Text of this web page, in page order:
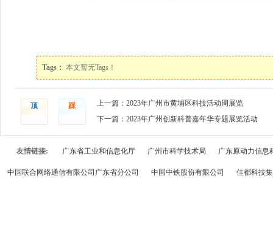
Tags： 本文暂无Tags！
顶 踩
上一篇：2023年广州市黄埔区科技活动周展览
下一篇：2023年广州创新科普嘉年华专题展览活动
友情链接: 广东省工业和信息化厅 广州市科学技术局 广东原动力信息
中国联合网络通信有限公司广东省分公司 中国中铁股份有限公司 佳都科技